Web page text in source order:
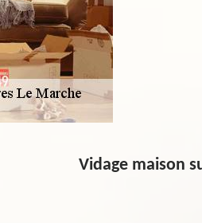
Vidage maison